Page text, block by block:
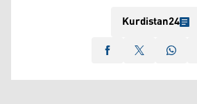
Kurdistan24